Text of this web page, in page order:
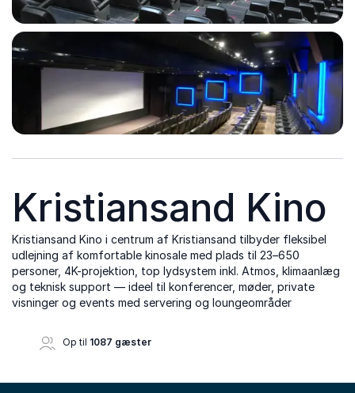
Kristiansand Kino
Kristiansand Kino i centrum af Kristiansand tilbyder fleksibel
udlejning af komfortable kinosale med plads til 23–650
personer, 4K-projektion, top lydsystem inkl. Atmos, klimaanlæg
og teknisk support — ideel til konferencer, møder, private
visninger og events med servering og loungeområder
Op til 1087 gæster